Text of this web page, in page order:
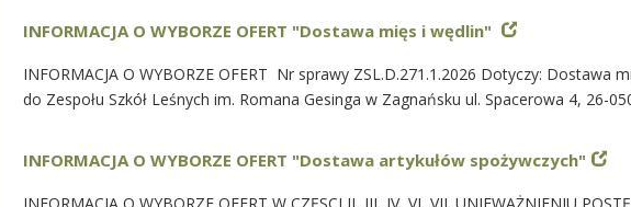
INFORMACJA O WYBORZE OFERT "Dostawa mięs i wędlin"
INFORMACJA O WYBORZE OFERT Nr sprawy ZSL.D.271.1.2026 Dotyczy: Dostawa
do Zespołu Szkół Leśnych im. Romana Gesinga w Zagnańsku ul. Spacerowa 4, 26-
INFORMACJA O WYBORZE OFERT "Dostawa artykułów spożywczych"